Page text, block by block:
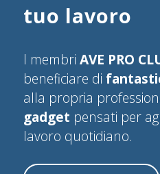
tuo lavoro
I membri AVE PRO
beneficiare di
alla propria
gadget pensati per
lavoro quotidiano.